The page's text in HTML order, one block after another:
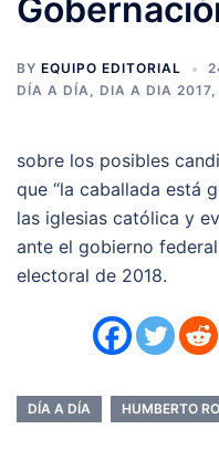
BY EQUIPO EDITORIAL
DÍA A DÍA, DIA A DIA 2017,
sobre los posibles
que “la caballada está
las iglesias católica y
ante el gobierno
electoral de 2018.
DÍA A DÍA HUMBERTO